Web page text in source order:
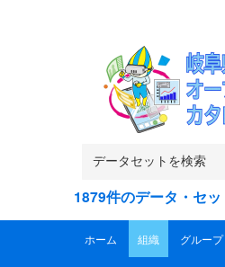
1879件のデータ・セ
ホーム 組織 グループ